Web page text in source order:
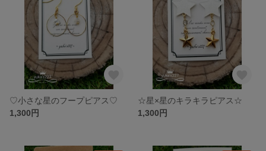
♡小さな星のフープピアス♡
1,300円
☆星×星のキラキラピアス☆
1,300円